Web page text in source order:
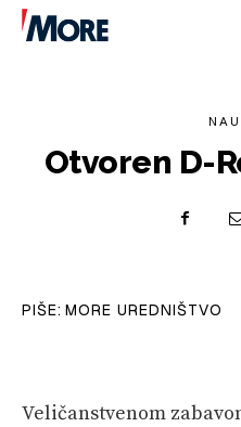
PLOVILA
SPIZA
Otvoren D-
PIŠE: MORE UREDNIŠTVO
Veličanstvenom